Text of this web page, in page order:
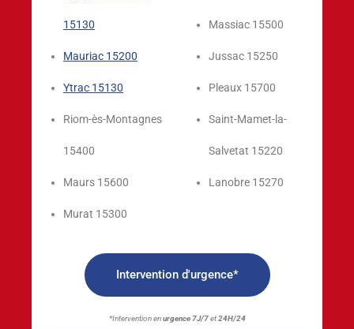
15130
Mauriac 15200
Ytrac 15130
Riom-ès-Montagnes
15400
Maurs 15600
Murat 15300
Massiac 15500
Jussac 15250
Pleaux 15700
Saint-Mamet-la-
Salvetat 15220
Lanobre 15270
Intervention d'urgence*
*Intervention enurgence 7J/7et24H/24